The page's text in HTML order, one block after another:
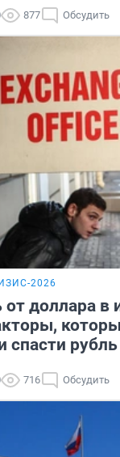
877 Обсудить
2026
доллара в
спасти рубль
716 Обсудить